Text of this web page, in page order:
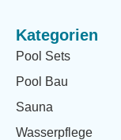
Kategorien
Pool Sets
Pool Bau
Sauna
Wasserpflege